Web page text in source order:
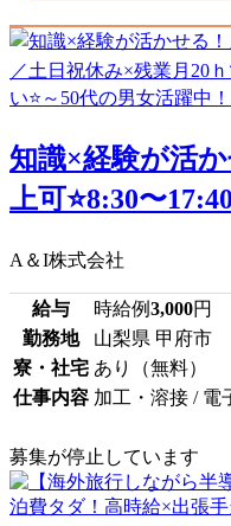
知識×経験が活
上可⭐8:30〜
A＆I株式会社
給与 時給例3,000円
勤務地
山梨県 甲府市
寮・社宅 あり（無料）
仕事内容 加工・溶接 / 電
募集が停止しています